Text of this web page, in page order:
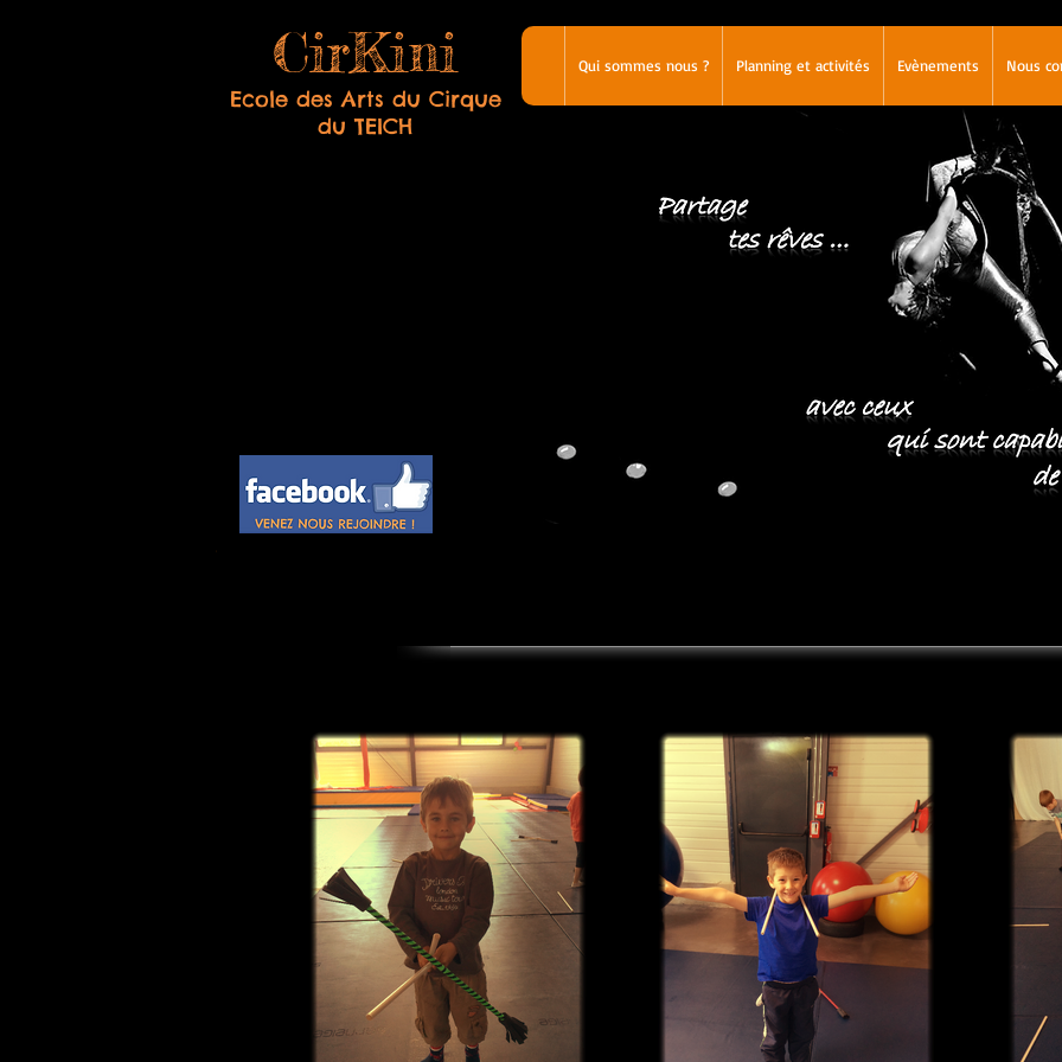
CirKini
Ecole des Arts du Cirque
du TEICH
Qui sommes nous ? Planning et activités Evènements Nous